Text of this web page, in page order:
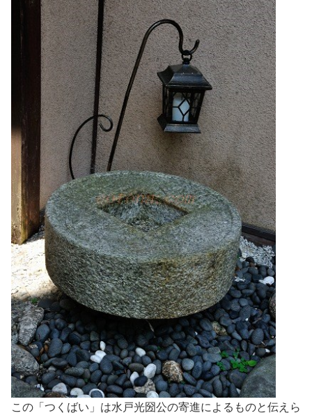
この「つくばい」は水戸光圀公の寄進によるものと伝えら